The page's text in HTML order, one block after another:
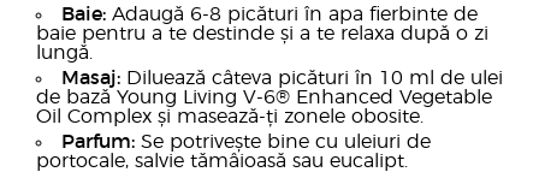
Baie: Adaugă 6-8 picături în apa fierbinte de
baie pentru a te destinde și a te relaxa după o zi
lungă.
Masaj: Diluează câteva picături în 10 ml de ulei
de bază Young Living V-6® Enhanced Vegetable
Oil Complex și masează-ți zonele obosite.
Parfum: Se potrivește bine cu uleiuri de
portocale, salvie tămâioasă sau eucalipt.